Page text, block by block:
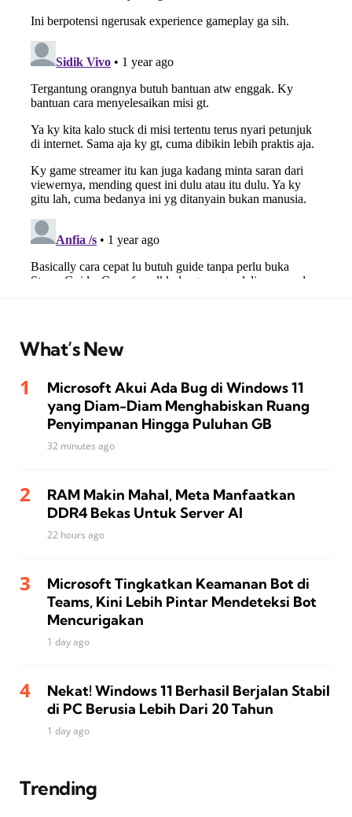
What’s New
Microsoft Akui Ada Bug di Windows 11
yang Diam-Diam Menghabiskan Ruang
Penyimpanan Hingga Puluhan GB
32 minutes ago
RAM Makin Mahal, Meta Manfaatkan
DDR4 Bekas Untuk Server AI
22 hours ago
Microsoft Tingkatkan Keamanan Bot di
Teams, Kini Lebih Pintar Mendeteksi Bot
Mencurigakan
1 day ago
Nekat! Windows 11 Berhasil Berjalan Stabil
di PC Berusia Lebih Dari 20 Tahun
1 day ago
Trending